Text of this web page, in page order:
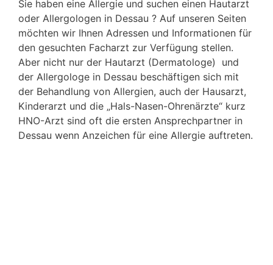
Sie haben eine Allergie und suchen einen Hautarzt
oder Allergologen in Dessau ? Auf unseren Seiten
möchten wir Ihnen Adressen und Informationen für
den gesuchten Facharzt zur Verfügung stellen.
Aber nicht nur der Hautarzt (Dermatologe) und
der Allergologe in Dessau beschäftigen sich mit
der Behandlung von Allergien, auch der Hausarzt,
Kinderarzt und die „Hals-Nasen-Ohrenärzte“ kurz
HNO-Arzt sind oft die ersten Ansprechpartner in
Dessau wenn Anzeichen für eine Allergie auftreten.